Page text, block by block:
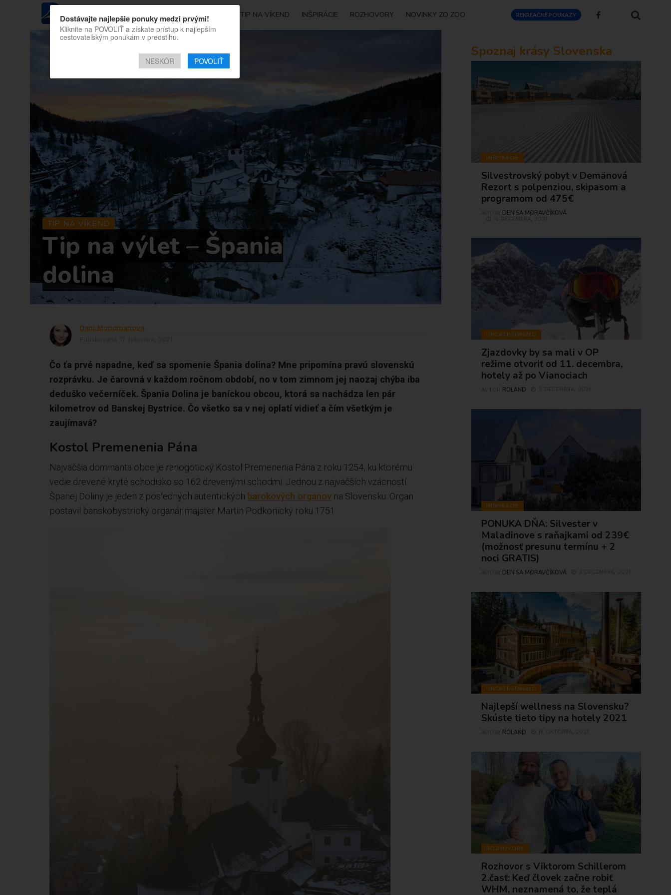
REGIÓNY TIP NA VÍKEND INŠPIRÁCIE ROZHOVORY NOVINKY ZO ZOO REKREAČNÉ POUKAZY
TIP NA VÍKEND
Tip na výlet – Špania
dolina
Dani Moncmanova
Čo ťa prvé napadne, keď sa spomenie Špania dolina? Mne pripomína pravú slovenskú
rozprávku. Je čarovná v každom ročnom období, no v tom zimnom jej naozaj chýba iba
deduško večerníček. Špania Dolina je baníckou obcou, ktorá sa nachádza len pár
kilometrov od Banskej Bystrice. Čo všetko sa v nej oplatí vidieť a čím všetkým je
zaujímavá?
Kostol Premenenia Pána
Najväčšia dominanta obce je ranogotický Kostol Premenenia Pána z roku 1254, ku ktorému
vedie drevené kryté schodisko so 162 drevenými schodmi. Jednou z najväčších vzácností
Španej Doliny je jeden z posledných autentických barokových organov na Slovensku. Organ
postavil banskobystrický organár majster Martin Podkonický roku 1751.
Spoznaj krásy Slovenska
INŠPIRÁCIE
Silvestrovský pobyt v Demänová
Rezort s polpenziou, skipasom a
programom od 475€
DENISA MORAVČÍKOVÁ
UNCATEGORIZED
Zjazdovky by sa mali v OP
režime otvoriť od 11. decembra,
hotely až po Vianociach
ROLAND
INŠPIRÁCIE
PONUKA DŇA: Silvester v
Maladinove s raňajkami od 239€
(možnosť presunu termínu + 2
noci GRATIS)
DENISA MORAVČÍKOVÁ
UNCATEGORIZED
Najlepší wellness na Slovensku?
Skúste tieto tipy na hotely 2021
ROLAND
ROZHOVORY
Rozhovor s Viktorom Schillerom
2.časť: Keď človek začne robiť
WHM, neznamená to, že teplá
Dostávajte najlepšie ponuky medzi prvými!
Kliknite na POVOLIŤ a získate prístup k najlepším
cestovateľským ponukám v predstihu.
NESKÔR POVOLIŤ